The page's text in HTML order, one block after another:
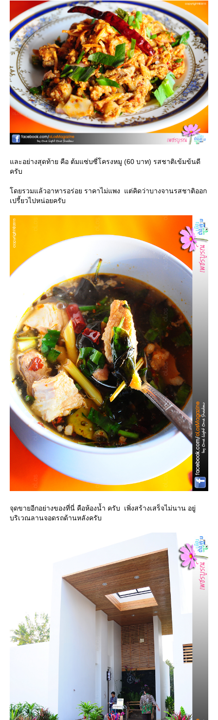
ละอย่างสุดท้าย คือ ต้มแซ่บซี่โครงหมู (60 บาท) รสชาติเข้มข้นดี
ครับ
ดยรวมแล้วอาหารอร่อย ราคาไม่แพง แต่คิดว่าบางจานรสชาติออก
เปรี้ยวไปหน่อยครับ
จุดขายอีกอย่างของที่นี่ คือห้องน้ำ ครับ เพิ่งสร้างเสร็จไม่นาน อยู่
บริเวณลานจอดรถด้านหลังครับ